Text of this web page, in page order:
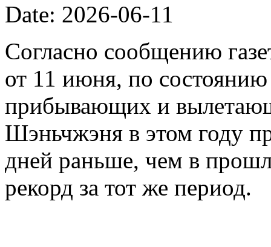
Date: 2026-06-11
Согласно сообщению
от 11 июня, по
прибывающих и
Шэньчжэня в этом году
дней раньше, чем в
рекорд за тот же период.